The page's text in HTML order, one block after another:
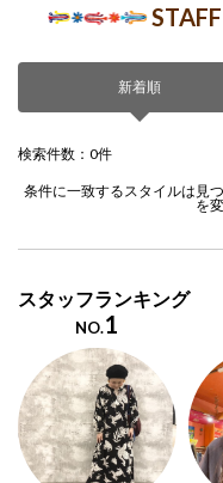
新着順
検索件数：0件
条件に一致するスタイルは見
を
スタッフランキング
NO.1